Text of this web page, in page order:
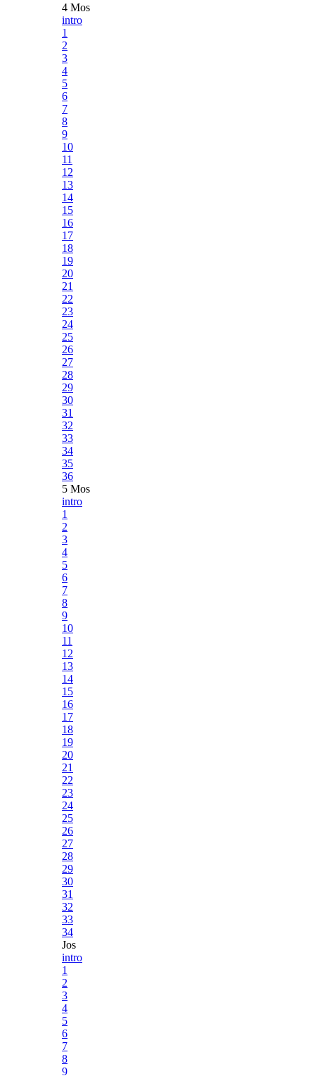
4 Mos
intro
1
2
3
4
5
6
7
8
9
10
11
12
13
14
15
16
17
18
19
20
21
22
23
24
25
26
27
28
29
30
31
32
33
34
35
36
5 Mos
intro
1
2
3
4
5
6
7
8
9
10
11
12
13
14
15
16
17
18
19
20
21
22
23
24
25
26
27
28
29
30
31
32
33
34
Jos
intro
1
2
3
4
5
6
7
8
9